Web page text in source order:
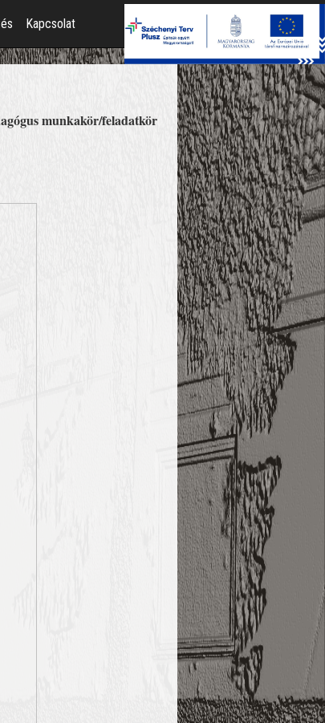
Kapcsolat
munkakör/feladatkör